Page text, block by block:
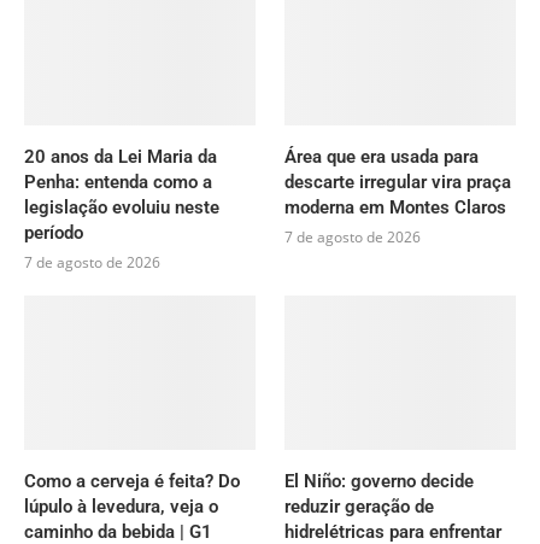
20 anos da Lei Maria da
Penha: entenda como a
legislação evoluiu neste
período
7 de agosto de 2026
Área que era usada para
descarte irregular vira praça
moderna em Montes Claros
7 de agosto de 2026
Como a cerveja é feita? Do
lúpulo à levedura, veja o
caminho da bebida | G1
El Niño: governo decide
reduzir geração de
hidrelétricas para enfrentar